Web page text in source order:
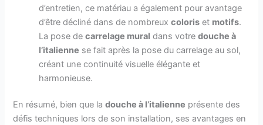
d’entretien, ce matériau a également pour avantage
d’être décliné dans de nombreuxcoloris et motifs.
La pose decarrelage mural dans votredouche à
l’italienne se fait après la pose du carrelage au sol,
créant une continuité visuelle élégante et
harmonieuse.
En résumé, bien que ladouche à l’italienne présente des
défis techniques lors de son installation, ses avantages en